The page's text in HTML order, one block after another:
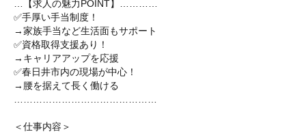
…【求人の魅力POINT】…………
✅手厚い手当制度！
→家族手当など生活面もサポート
✅資格取得支援あり！
→キャリアアップを応援
✅春日井市内の現場が中心！
→腰を据えて長く働ける
＜仕事内容＞